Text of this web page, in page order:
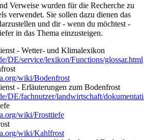
Verweise wurden für die Recherche zu
verwendet. Sie sollen dazu dienen das
und dir - wenn du möchtest -
in das Thema einzusteigen.
- Wetter- und Klimalexikon
DE/service/lexikon/Functions/glossar.html
wiki/Bodenfrost
- Erläuterungen zum Bodenfrost
DE/fachnutzer/landwirtschaft/
wiki/Frosttiefe
wiki/Kahlfrost